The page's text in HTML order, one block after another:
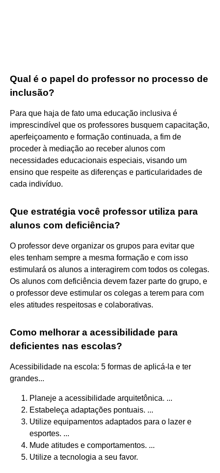
Qual é o papel do professor no processo de
inclusão?
Para que haja de fato uma educação inclusiva é
imprescindível que os professores busquem capacitação,
aperfeiçoamento e formação continuada, a fim de
proceder à mediação ao receber alunos com
necessidades educacionais especiais, visando um
ensino que respeite as diferenças e particularidades de
cada indivíduo.
Que estratégia você professor utiliza para
alunos com deficiência?
O professor deve organizar os grupos para evitar que
eles tenham sempre a mesma formação e com isso
estimulará os alunos a interagirem com todos os colegas.
Os alunos com deficiência devem fazer parte do grupo, e
o professor deve estimular os colegas a terem para com
eles atitudes respeitosas e colaborativas.
Como melhorar a acessibilidade para
deficientes nas escolas?
Acessibilidade na escola: 5 formas de aplicá-la e ter
grandes...
Planeje a acessibilidade arquitetônica. ...
Estabeleça adaptações pontuais. ...
Utilize equipamentos adaptados para o lazer e
esportes. ...
Mude atitudes e comportamentos. ...
Utilize a tecnologia a seu favor.